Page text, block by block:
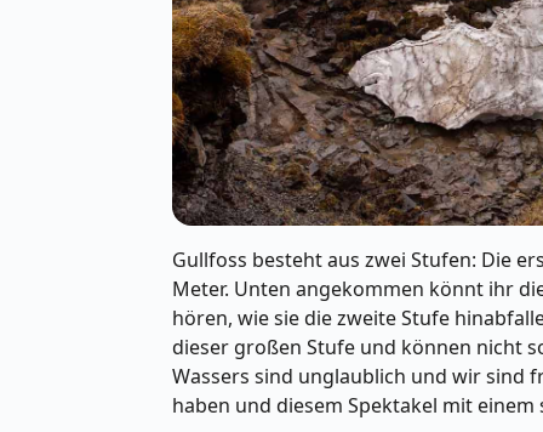
Gullfoss besteht aus zwei Stufen: Die
Meter. Unten angekommen könnt ihr
hören, wie sie die zweite Stufe
dieser großen Stufe und können nicht
Wassers sind unglaublich und wir sind
haben und diesem Spektakel mit